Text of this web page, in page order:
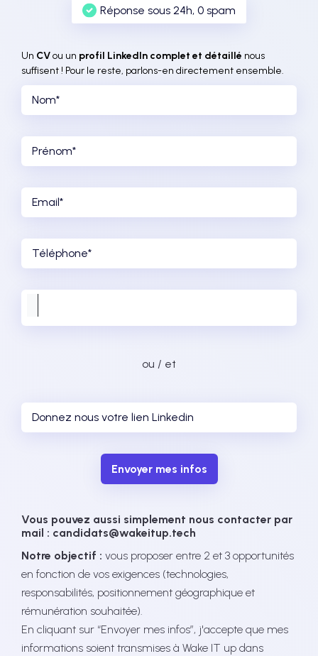
Réponse sous 24h, 0 spam
Un CVou un profil LinkedIn complet et détaillé nous
suffisent ! Pour le reste, parlons-en directement ensemble.
ou / et
Envoyer mes infos
Vous pouvez aussi simplement nous contacter par
mail : candidats@wakeitup.tech
Notre objectif : vous proposer entre 2 et 3 opportunités
en fonction de vos exigences (technologies,
responsabilités, positionnement géographique et
rémunération souhaitée).
En cliquant sur “Envoyer mes infos”, j'accepte que mes
informations soient transmises à Wake IT up dans